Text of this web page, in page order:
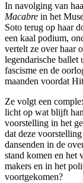
In navolging van
Macabre in het
Soto terug op haar
een kaal podium,
vertelt ze over haar
legendarische ballet
fascisme en de
maanden voordat
Ze volgt een
licht op wat blijft
voorstelling in het
dat deze
dansenden in de
stand komen en het
makers en in het
voortgekomen?